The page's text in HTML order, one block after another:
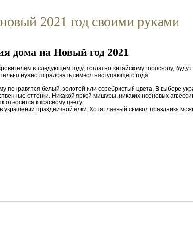
2021 год своими руками
дома на Новый год 2021
в следующем году, согласно китайскому гороскопу,
нужно порадовать символ наступающего года.
понравятся белый, золотой или серебристый цвета. В выборе
оттенки. Никакой яркой мишуры, никаких неоновых
относится к красному цвету.
украшении праздничной ёлки. Хотя главный символ праздника